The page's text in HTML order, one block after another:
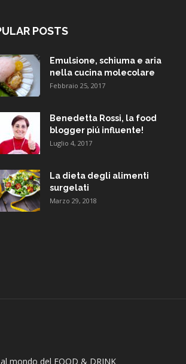
POSTS
Emulsione, schiuma e aria
nella cucina molecolare
Febbraio 25, 2017
Benedetta Rossi, la food
blogger piú influente!
Luglio 4, 2017
La dieta degli alimenti
surgelati
Marzo 29, 2018
mondo del FOOD & DRINK